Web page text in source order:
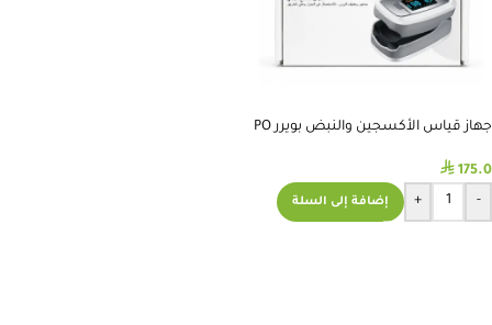
جهاز قياس الأكسجين والنبض بويرر PO
⃁ 175.0
-
+ إضافة إلى السلة